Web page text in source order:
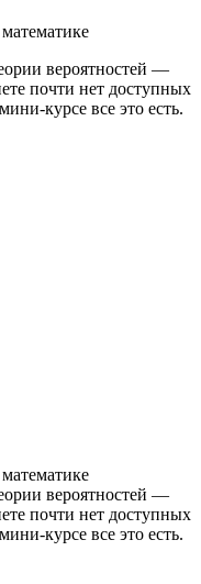
вероятностей —
почти нет доступных
курсе все это есть.
вероятностей —
почти нет доступных
курсе все это есть.